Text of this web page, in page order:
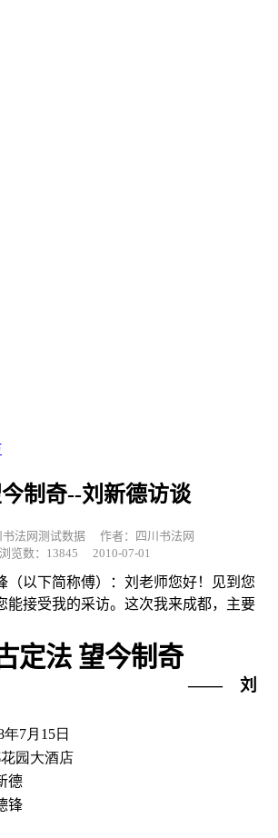
制奇--刘新德访谈
书法网测试数据
作者：四川书法网
浏览数：13845
2010-07-01
（以下简称傅）：刘老师您好！见到您
能接受我的采访。这次我来成都，主要
定法 望今制奇
――刘
年7月 15日
园大酒店
德
锋